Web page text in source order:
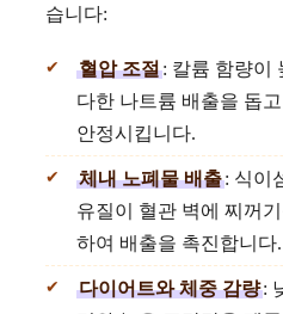
습니다:
혈압 조절: 칼륨 함량이
다한 나트륨 배출을 돕
안정시킵니다.
체내 노폐물 배출: 식이
유질이 혈관 벽에 찌꺼
하여 배출을 촉진합니다.
다이어트와 체중 감량: